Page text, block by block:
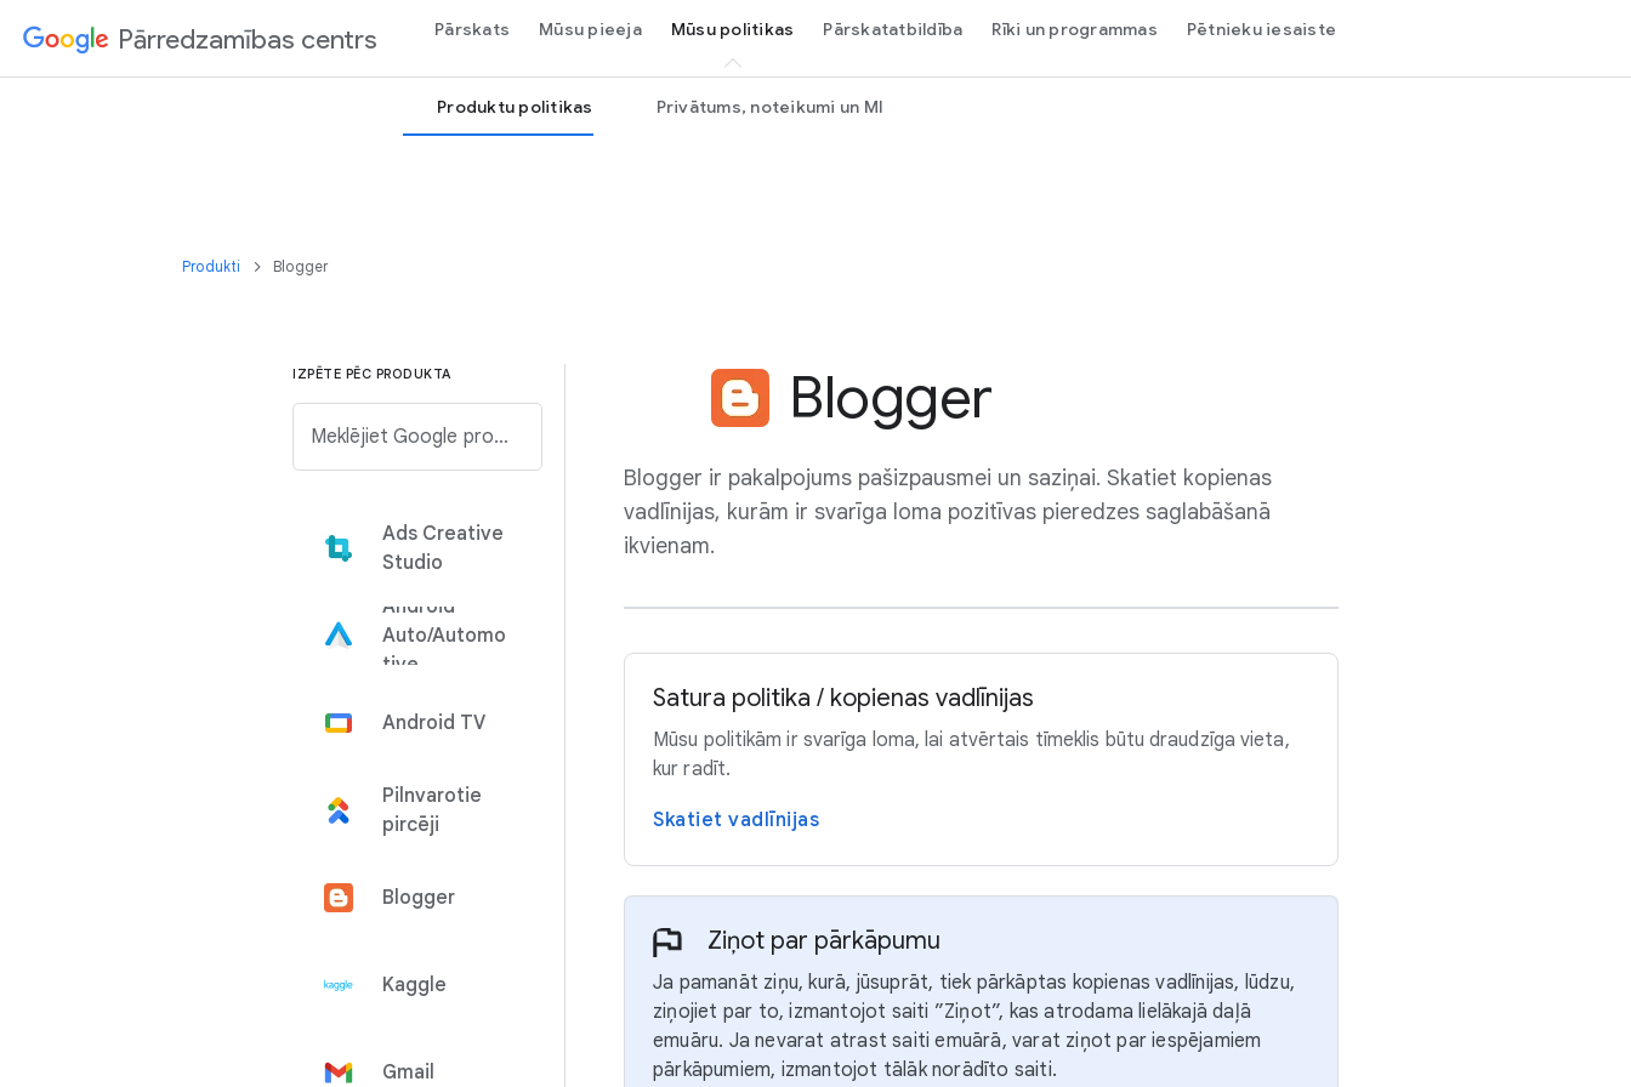
Pārredzamības centrs Pārskats Mūsu pieeja Mūsu politikas
Produktu politikas Privātums, noteikumi un MI
Pārskatatbildība Rīki un programmas Pētnieku iesaiste
Produkti Blogger
IZPĒTE PĒC PRODUKTA
Meklējiet Google produktu zemāk esošajā sarakstā.
Ads Creative
Studio
Android
Auto/Automo
tive
Android TV
Pilnvarotie
pircēji
Blogger
Kaggle
Gmail
Blogger
Blogger ir pakalpojums pašizpausmei un saziņai. Skatiet kopienas
vadlīnijas, kurām ir svarīga loma pozitīvas pieredzes saglabāšanā
ikvienam.
Satura politika / kopienas vadlīnijas
Mūsu politikām ir svarīga loma, lai atvērtais tīmeklis būtu draudzīga vieta,
kur radīt.
Skatiet vadlīnijas
Ziņot par pārkāpumu
Ja pamanāt ziņu, kurā, jūsuprāt, tiek pārkāptas kopienas vadlīnijas, lūdzu,
ziņojiet par to, izmantojot saiti ”Ziņot”, kas atrodama lielākajā daļā
emuāru. Ja nevarat atrast saiti emuārā, varat ziņot par iespējamiem
pārkāpumiem, izmantojot tālāk norādīto saiti.